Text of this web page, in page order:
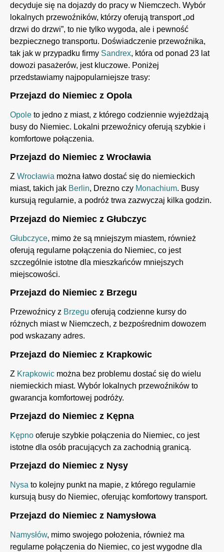
decyduje się na dojazdy do pracy w Niemczech. Wybór
lokalnych przewoźników, którzy oferują transport „od
drzwi do drzwi”, to nie tylko wygoda, ale i pewność
bezpiecznego transportu. Doświadczenie przewoźnika,
tak jak w przypadku firmy Sandrex, która od ponad 23 lat
dowozi pasażerów, jest kluczowe. Poniżej
przedstawiamy najpopularniejsze trasy:
Przejazd do Niemiec z Opola
Opole to jedno z miast, z którego codziennie wyjeżdżają
busy do Niemiec. Lokalni przewoźnicy oferują szybkie i
komfortowe połączenia.
Przejazd do Niemiec z Wrocławia
Z Wrocławia można łatwo dostać się do niemieckich
miast, takich jak Berlin, Drezno czy Monachium. Busy
kursują regularnie, a podróż trwa zazwyczaj kilka godzin.
Przejazd do Niemiec z Głubczyc
Głubczyce, mimo że są mniejszym miastem, również
oferują regularne połączenia do Niemiec, co jest
szczególnie istotne dla mieszkańców mniejszych
miejscowości.
Przejazd do Niemiec z Brzegu
Przewoźnicy z Brzegu oferują codzienne kursy do
różnych miast w Niemczech, z bezpośrednim dowozem
pod wskazany adres.
Przejazd do Niemiec z Krapkowic
Z Krapkowic można bez problemu dostać się do wielu
niemieckich miast. Wybór lokalnych przewoźników to
gwarancja komfortowej podróży.
Przejazd do Niemiec z Kępna
Kępno oferuje szybkie połączenia do Niemiec, co jest
istotne dla osób pracujących za zachodnią granicą.
Przejazd do Niemiec z Nysy
Nysa to kolejny punkt na mapie, z którego regularnie
kursują busy do Niemiec, oferując komfortowy transport.
Przejazd do Niemiec z Namysłowa
Namysłów, mimo swojego położenia, również ma
regularne połączenia do Niemiec, co jest wygodne dla